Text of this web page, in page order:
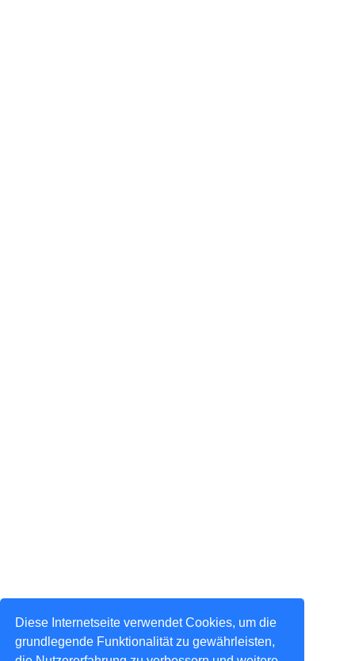
Diese Internetseite verwendet Cookies, um die
grundlegende Funktionalität zu gewährleisten,